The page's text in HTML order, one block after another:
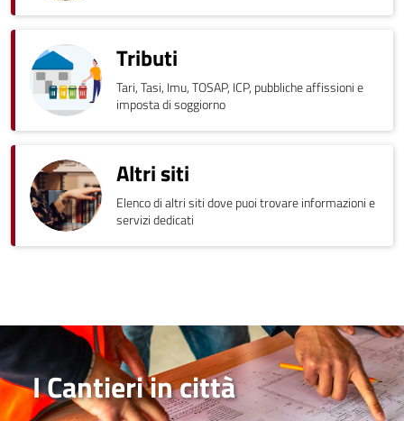
Tributi
Tari, Tasi, Imu, TOSAP, ICP, pubbliche affissioni e
imposta di soggiorno
Altri siti
Elenco di altri siti dove puoi trovare informazioni e
servizi dedicati
I Cantieri in città